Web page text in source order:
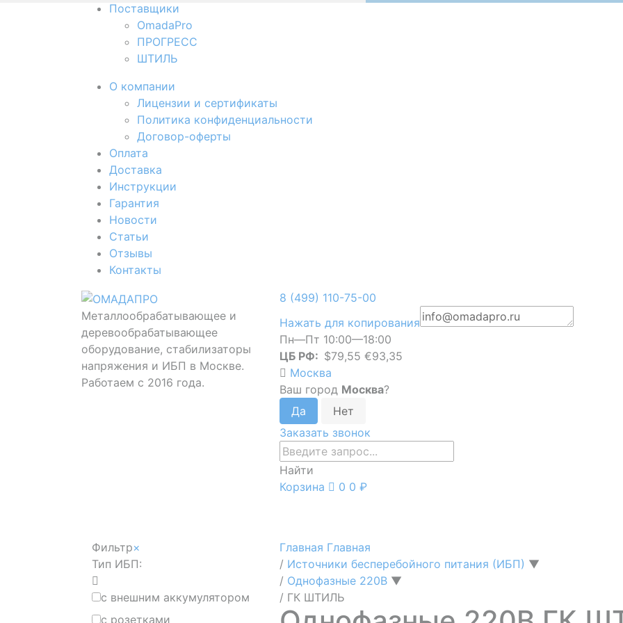
Поставщики
OmadaPro
ПРОГРЕСС
ШТИЛЬ
О компании
Лицензии и сертификаты
Политика конфиденциальности
Договор-оферты
Оплата
Доставка
Инструкции
Гарантия
Новости
Cтатьи
Отзывы
Контакты
Металлообрабатывающее и
деревообрабатывающее
оборудование, стабилизаторы
напряжения и ИБП в Москве.
Работаем с 2016 года.
8 (499) 110-75-00
Нажать для копирования
Пн—Пт 10:00—18:00
ЦБ РФ: $79,55 €93,35
Москва
Ваш город Москва?
Заказать звонок
Найти
Корзина
0 0 ₽
Фильтр×
Тип ИБП:
с внешним аккумулятором
с розетками
Главная Главная
/ Источники бесперебойного питания (ИБП) ▼
/ Однофазные 220В ▼
/ ГК ШТИЛЬ